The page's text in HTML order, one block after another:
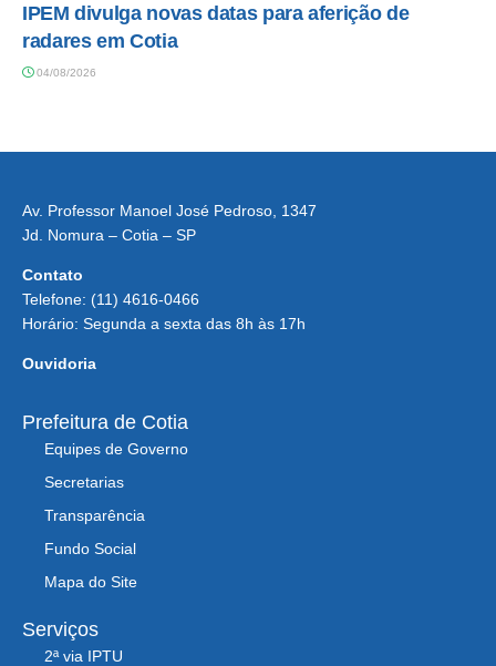
IPEM divulga novas datas para aferição de
radares em Cotia
04/08/2026
Av. Professor Manoel José Pedroso, 1347
Jd. Nomura – Cotia – SP
Contato
Telefone: (11) 4616-0466
Horário: Segunda a sexta das 8h às 17h
Ouvidoria
Prefeitura de Cotia
Equipes de Governo
Secretarias
Transparência
Fundo Social
Mapa do Site
Serviços
2ª via IPTU